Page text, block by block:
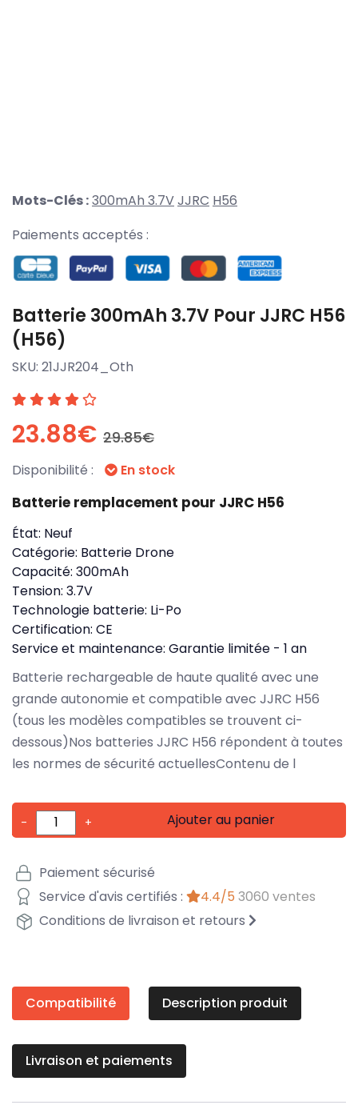
Mots-Clés :300mAh 3.7VJJRC H56
Paiements acceptés :
Batterie 300mAh 3.7V Pour JJRC H56
(H56)
SKU: 21JJR204_Oth
23.88€ 29.85€
Disponibilité : En stock
Batterie remplacement pour JJRC H56
État: Neuf
Catégorie: Batterie Drone
Capacité: 300mAh
Tension: 3.7V
Technologie batterie: Li-Po
Certification: CE
Service et maintenance: Garantie limitée - 1 an
Batterie rechargeable de haute qualité avec une
grande autonomie et compatible avec JJRC H56
(tous les modèles compatibles se trouvent ci-
dessous)Nos batteries JJRC H56 répondent à toutes
les normes de sécurité actuellesContenu de l
- + Ajouter au panier
Paiement sécurisé
Service d'avis certifiés :
4.4/5 3060 ventes
Conditions de livraison et retours
Compatibilité Description produit
Livraison et paiements